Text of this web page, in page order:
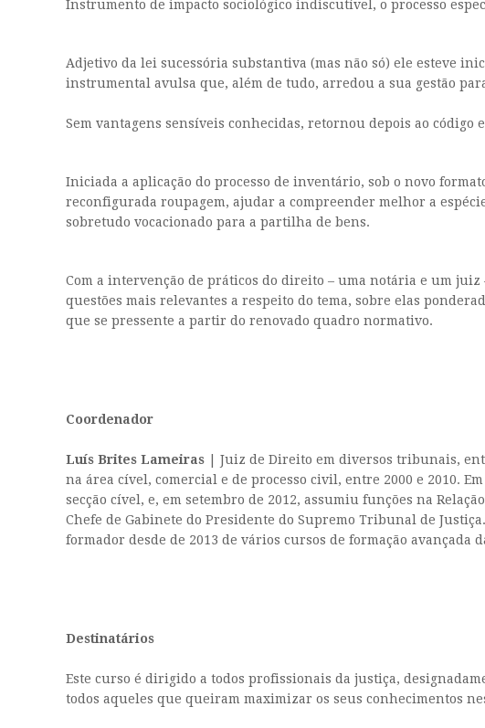
Instrumento de impacto sociológico indiscutível, o processo
Adjetivo da lei sucessória substantiva (mas não só) ele esteve
instrumental avulsa que, além de tudo, arredou a sua gestão
Sem vantagens sensíveis conhecidas, retornou depois ao código
Iniciada a aplicação do processo de inventário, sob o novo
reconfigurada roupagem, ajudar a compreender melhor a
sobretudo vocacionado para a partilha de bens.
Com a intervenção de práticos do direito – uma notária e um
questões mais relevantes a respeito do tema, sobre elas
que se pressente a partir do renovado quadro normativo.
Coordenador
Luís Brites Lameiras | Juiz de Direito em diversos tribunais,
na área cível, comercial e de processo civil, entre 2000 e 2010.
secção cível, e, em setembro de 2012, assumiu funções na
Chefe de Gabinete do Presidente do Supremo Tribunal de
formador desde de 2013 de vários cursos de formação avançada
Destinatários
Este curso é dirigido a todos profissionais da justiça,
todos aqueles que queiram maximizar os seus conhecimentos